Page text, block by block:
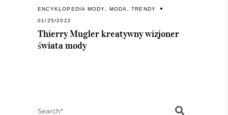
ENCYKLOPEDIA MODY MODA ,TRENDY
01/25/2022
Thierry Mugler kreatywny wizjoner
świata mody